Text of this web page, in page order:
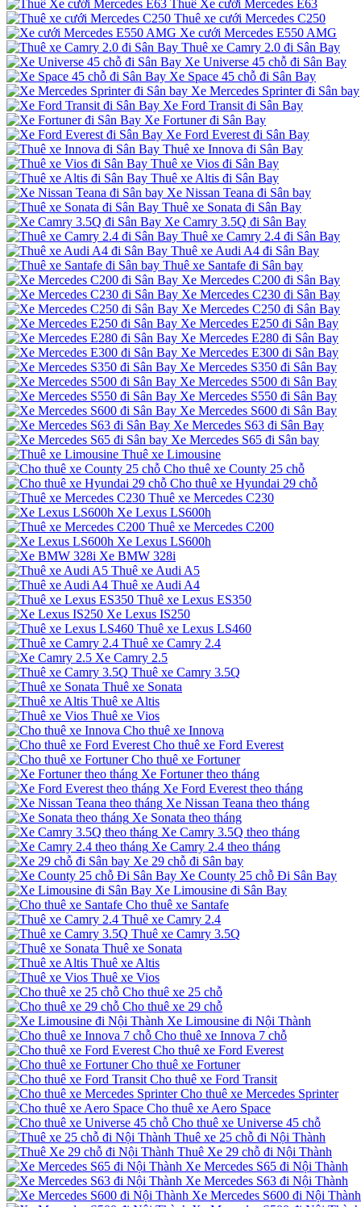
Thuê Xe cưới Mercedes E63
Thuê xe cưới Mercedes C250
Xe cưới Mercedes E550 AMG
Thuê xe Camry 2.0 đi Sân Bay
Xe Universe 45 chỗ đi Sân Bay
Xe Space 45 chỗ đi Sân Bay
Xe Mercedes Sprinter đi Sân bay
Xe Ford Transit đi Sân Bay
Xe Fortuner đi Sân Bay
Xe Ford Everest đi Sân Bay
Thuê xe Innova đi Sân Bay
Thuê xe Vios đi Sân Bay
Thuê xe Altis đi Sân Bay
Xe Nissan Teana đi Sân bay
Thuê xe Sonata đi Sân Bay
Xe Camry 3.5Q đi Sân Bay
Thuê xe Camry 2.4 đi Sân Bay
Thuê xe Audi A4 đi Sân Bay
Thuê xe Santafe đi Sân bay
Xe Mercedes C200 đi Sân Bay
Xe Mercedes C230 đi Sân Bay
Xe Mercedes C250 đi Sân Bay
Xe Mercedes E250 đi Sân Bay
Xe Mercedes E280 đi Sân Bay
Xe Mercedes E300 đi Sân Bay
Xe Mercedes S350 đi Sân Bay
Xe Mercedes S500 đi Sân Bay
Xe Mercedes S550 đi Sân Bay
Xe Mercedes S600 đi Sân Bay
Xe Mercedes S63 đi Sân Bay
Xe Mercedes S65 đi Sân bay
Thuê xe Limousine
Cho thuê xe County 25 chỗ
Cho thuê xe Hyundai 29 chỗ
Thuê xe Mercedes C230
Xe Lexus LS600h
Thuê xe Mercedes C200
Xe Lexus LS600h
Xe BMW 328i
Thuê xe Audi A5
Thuê xe Audi A4
Thuê xe Lexus ES350
Xe Lexus IS250
Thuê xe Lexus LS460
Thuê xe Camry 2.4
Xe Camry 2.5
Thuê xe Camry 3.5Q
Thuê xe Sonata
Thuê xe Altis
Thuê xe Vios
Cho thuê xe Innova
Cho thuê xe Ford Everest
Cho thuê xe Fortuner
Xe Fortuner theo tháng
Xe Ford Everest theo tháng
Xe Nissan Teana theo tháng
Xe Sonata theo tháng
Xe Camry 3.5Q theo tháng
Xe Camry 2.4 theo tháng
Xe 29 chỗ đi Sân bay
Xe County 25 chỗ Đi Sân Bay
Xe Limousine đi Sân Bay
Cho thuê xe Santafe
Thuê xe Camry 2.4
Thuê xe Camry 3.5Q
Thuê xe Sonata
Thuê xe Altis
Thuê xe Vios
Cho thuê xe 25 chỗ
Cho thuê xe 29 chỗ
Xe Limousine đi Nội Thành
Cho thuê xe Innova 7 chỗ
Cho thuê xe Ford Everest
Cho thuê xe Fortuner
Cho thuê xe Ford Transit
Cho thuê xe Mercedes Sprinter
Cho thuê xe Aero Space
Cho thuê xe Universe 45 chỗ
Thuê xe 25 chỗ đi Nội Thành
Thuê Xe 29 chỗ đi Nội Thành
Xe Mercedes S65 đi Nội Thành
Xe Mercedes S63 đi Nội Thành
Xe Mercedes S600 đi Nội Thành